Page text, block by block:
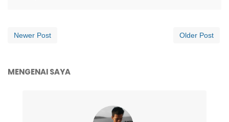
Newer Post Older Post
MENGENAI SAYA